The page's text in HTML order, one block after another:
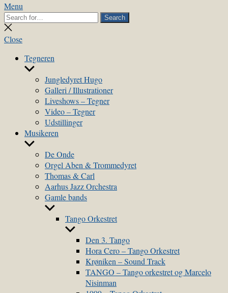
Menu
Search
for:
Search
Close
search
Close
Tegneren
Show
menu
Jungledyret Hugo
Galleri / Illustrationer
Liveshows – Tegner
Video – Tegner
Udstillinger
Musikeren
Show
menu
De Onde
Orgel Aben & Trommedyret
Thomas & Carl
Aarhus Jazz Orchestra
Gamle bands
Show
Tango Orkestret
Show
menu
Den 3. Tango
Hora Cero – Tango Orkestret
Krøniken – Sound Track
TANGO – Tango orkestret og Marcelo
Nisinman